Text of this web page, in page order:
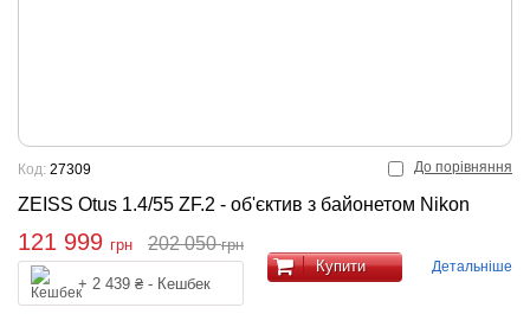
До порівняння
ZEISS Otus 1.4/55 ZF.2 - об'єктив з байонетом Nikon
Код: 27309
121 999 грн 202 050грн
+ 2 439 ₴ - Кешбек
Купити Детальніше